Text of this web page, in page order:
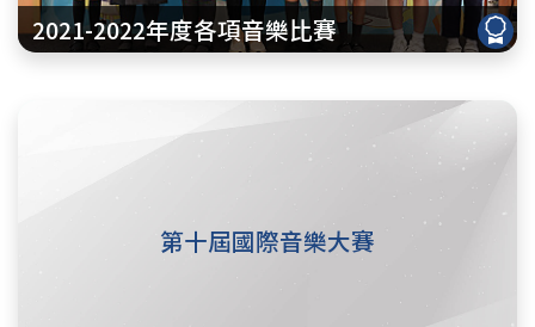
2021-2022年度各項音樂比賽
第十屆國際音樂大賽